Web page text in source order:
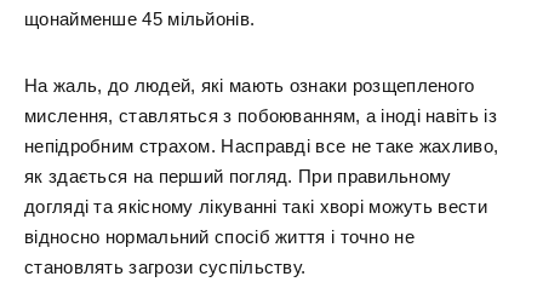
щонайменше 45 мільйонів.
На жаль, до людей, які мають ознаки розщепленого
мислення, ставляться з побоюванням, а іноді навіть із
непідробним страхом. Насправді все не таке жахливо,
як здається на перший погляд. При правильному
догляді та якісному лікуванні такі хворі можуть вести
відносно нормальний спосіб життя і точно не
становлять загрози суспільству.